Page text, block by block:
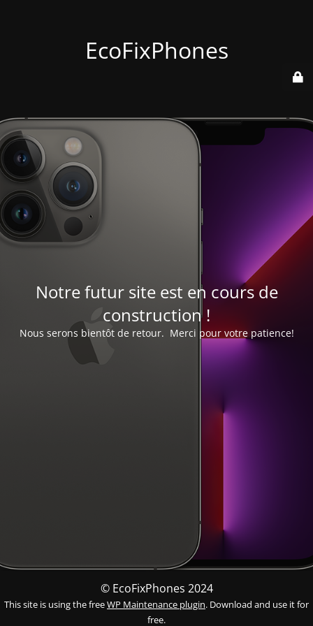
EcoFixPhones
Notre futur site est en cours de
construction !
Nous serons bientôt de retour. Merci pour votre patience!
© EcoFixPhones 2024
This site is using the freeWP Maintenance plugin. Download and use it for
free.